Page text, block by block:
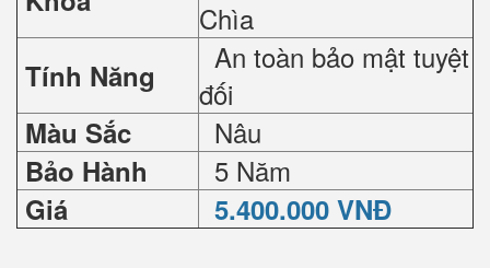
Chìa
Tính Năng
An toàn bảo mật tuyệt
đối
Màu Sắc Nâu
Bảo Hành 5 Năm
Giá 5.400.000 VNĐ